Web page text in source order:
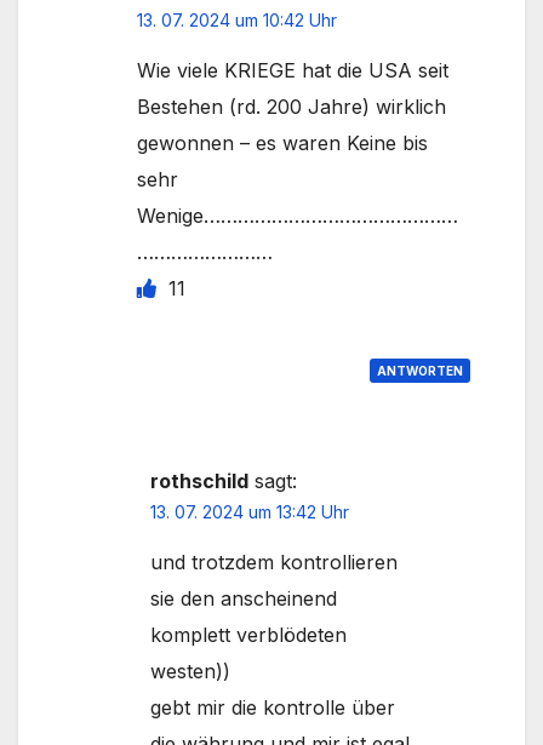
13. 07. 2024 um 10:42 Uhr
Wie viele KRIEGE hat die USA seit
Bestehen (rd. 200 Jahre) wirklich
gewonnen – es waren Keine bis
sehr
Wenige………………………………………
……………………
11
ANTWORTEN
rothschild sagt:
13. 07. 2024 um 13:42 Uhr
und trotzdem kontrollieren
sie den anscheinend
komplett verblödeten
westen))
gebt mir die kontrolle über